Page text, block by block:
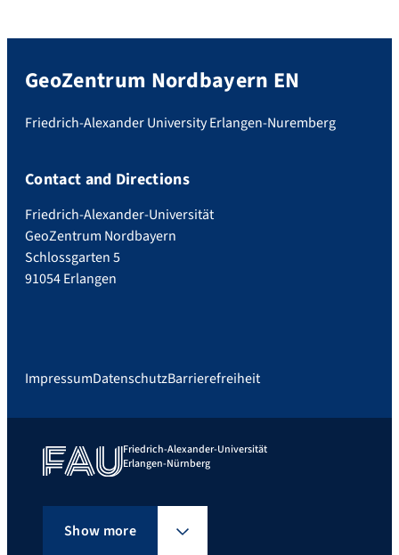
GeoZentrum Nordbayern EN
Friedrich-Alexander University Erlangen-Nuremberg
Contact and Directions
Friedrich-Alexander-Universität
GeoZentrum Nordbayern
Schlossgarten 5
91054 Erlangen
ImpressumDatenschutzBarrierefreiheit
Friedrich-Alexander-Universität
Erlangen-Nürnberg
Show more